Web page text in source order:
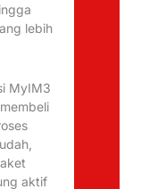
lebih
MyIM3
aktif